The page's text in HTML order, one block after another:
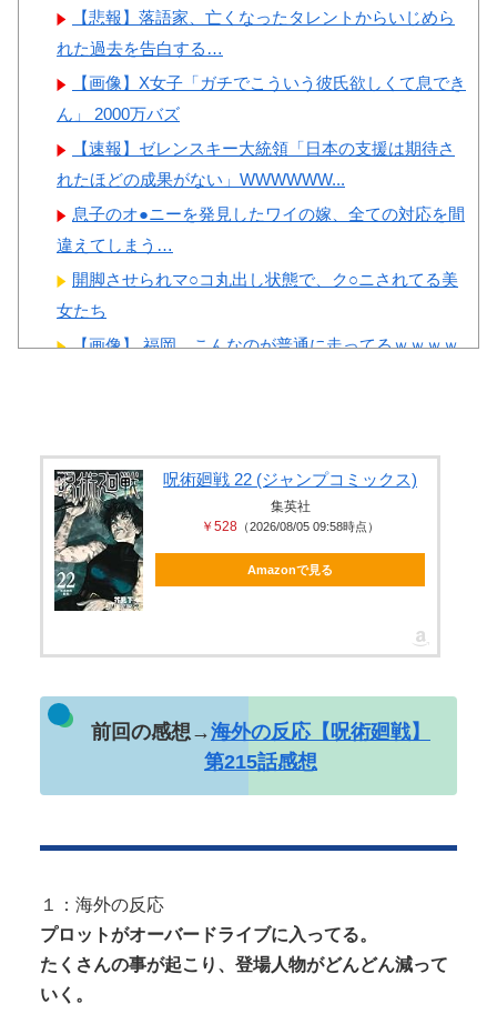
Powered by livedoor 相互RSS
【悲報】落語家、亡くなったタレントからいじめら
れた過去を告白する…
【画像】X女子「ガチでこういう彼氏欲しくて息でき
ん」 2000万バズ
【速報】ゼレンスキー大統領「日本の支援は期待さ
れたほどの成果がない」WWWWWW...
息子のオ●ニーを発見したワイの嫁、全ての対応を間
違えてしまう…
開脚させられマ○コ丸出し状態で、ク○ニされてる美
女たち
【画像】 福岡、こんなのが普通に走ってるｗｗｗｗ
【無修正マ○コ】 10代美少女の ”初めての女性器脱毛”
動画、エ□すぎて100...
【画像】 この美人ママ、脱いだら凄い・・・
呪術廻戦 22 (ジャンプコミックス)
集英社
￥528 （2026/08/05 09:58時点）
Amazonで見る
前回の感想→海外の反応【呪術廻戦】
第215話感想
１：海外の反応
プロットがオーバードライブに入ってる。
たくさんの事が起こり、登場人物がどんどん減って
いく。